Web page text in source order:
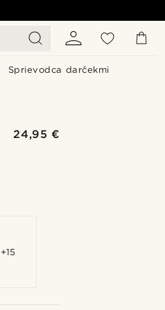
Sprievodca darčekmi
24,95 €
+15